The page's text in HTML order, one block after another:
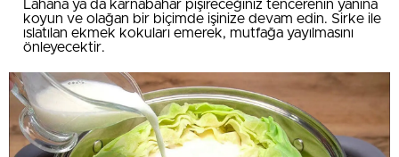
Lahana ya da karnabahar pişireceğiniz tencerenin yanına
koyun ve olağan bir biçimde işinize devam edin. Sirke ile
ıslatılan ekmek kokuları emerek, mutfağa yayılmasını
önleyecektir.